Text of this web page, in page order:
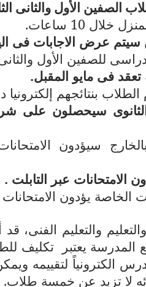
الأول والثانى الثانوى يبدأ 5
10 ساعات.
عرض الاجابات فى
للصفين الأول
تعقد فى مايو المقبل.
بنتائجهم إلكترونيا
سيحصلون على
سيؤدون
عبر التابلت .
الخاصة يؤدون
والتعليم
المدرسة يعتبر
تكليف
الكترونياً لتقييمه
لا تزيد عن خمسة طلاب.